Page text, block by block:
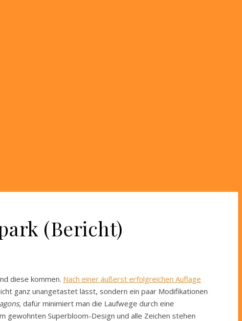
(Bericht)
diese kommen. Nach einer äußerst erfolgreichen Auflage
ganz unangetastet lässt, sondern ein paar Modifikationen
, dafür minimiert man die Laufwege durch eine
gewohnten Superbloom-Design und alle Zeichen stehen